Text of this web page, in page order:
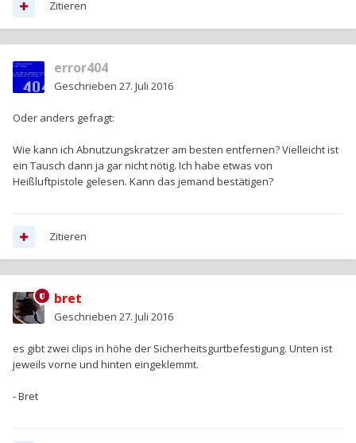
Zitieren
error404
Geschrieben 27. Juli 2016
Oder anders gefragt:
Wie kann ich Abnutzungskratzer am besten entfernen? Vielleicht ist
ein Tausch dann ja gar nicht nötig. Ich habe etwas von
Heißluftpistole gelesen. Kann das jemand bestätigen?
Zitieren
bret
Geschrieben 27. Juli 2016
es gibt zwei clips in höhe der Sicherheitsgurtbefestigung. Unten ist
jeweils vorne und hinten eingeklemmt.
- Bret